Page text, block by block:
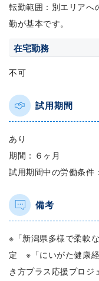
転勤範囲：別エリアへ
勤が基本です。
在宅勤務
不可
試用期間
あり
期間：６ヶ月
試用期間中の労働条件
備考
※「新潟県多様で柔軟
定 ※「にいがた健康
き方プラス応援プロ